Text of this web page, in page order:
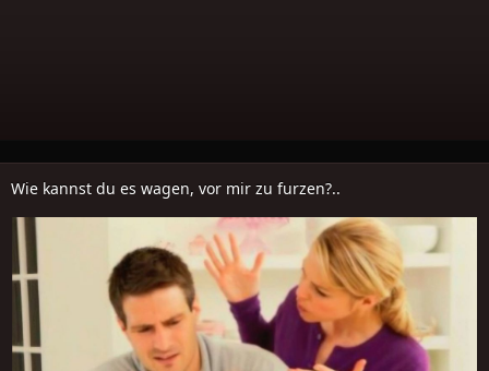
Wie kannst du es wagen, vor mir zu furzen?..